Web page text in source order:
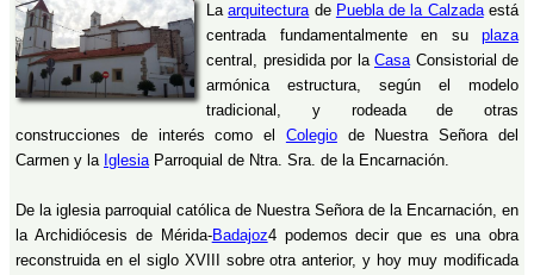
Laarquitecturade Puebla de la Calzadaestá
centrada fundamentalmente en su plaza
central, presidida por la CasaConsistorial de
armónica estructura, según el modelo
tradicional, y rodeada de otras
construcciones de interés como el Colegiode Nuestra Señora del
Carmen y la IglesiaParroquial de Ntra. Sra. de la Encarnación.
De la iglesia parroquial católica de Nuestra Señora de la Encarnación, en
la Archidiócesis de Mérida-Badajoz4 podemos decir que es una obra
reconstruida en el siglo XVIII sobre otra anterior, y hoy muy modificada